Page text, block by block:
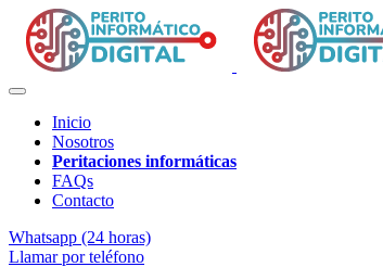
Inicio
Nosotros
Peritaciones informáticas
FAQs
Contacto
Whatsapp (24 horas)
Llamar por teléfono